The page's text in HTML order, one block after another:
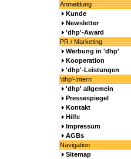
Anmeldung
Kunde
Newsletter
'dhp'-Award
PR / Marketing
Werbung in 'dhp'
Kooperation
'dhp'-Leistungen
'dhp'-Intern
'dhp' allgemein
Pressespiegel
Kontakt
Hilfe
Impressum
AGBs
Navigation
Sitemap